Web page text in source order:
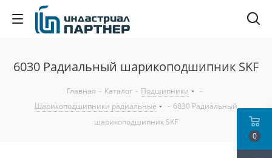
6030 Радиальный шарикоподшипник SKF
Главная - Каталог - Подшипники
-
Шарикоподшипники радиальные
- 6030 Радиальный
шарикоподшипник SKF
0